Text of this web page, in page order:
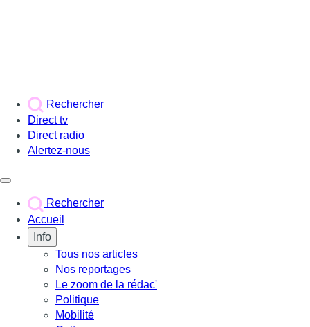
Rechercher
Direct tv
Direct radio
Alertez-nous
Rechercher
Accueil
Info
Tous nos articles
Nos reportages
Le zoom de la rédac'
Politique
Mobilité